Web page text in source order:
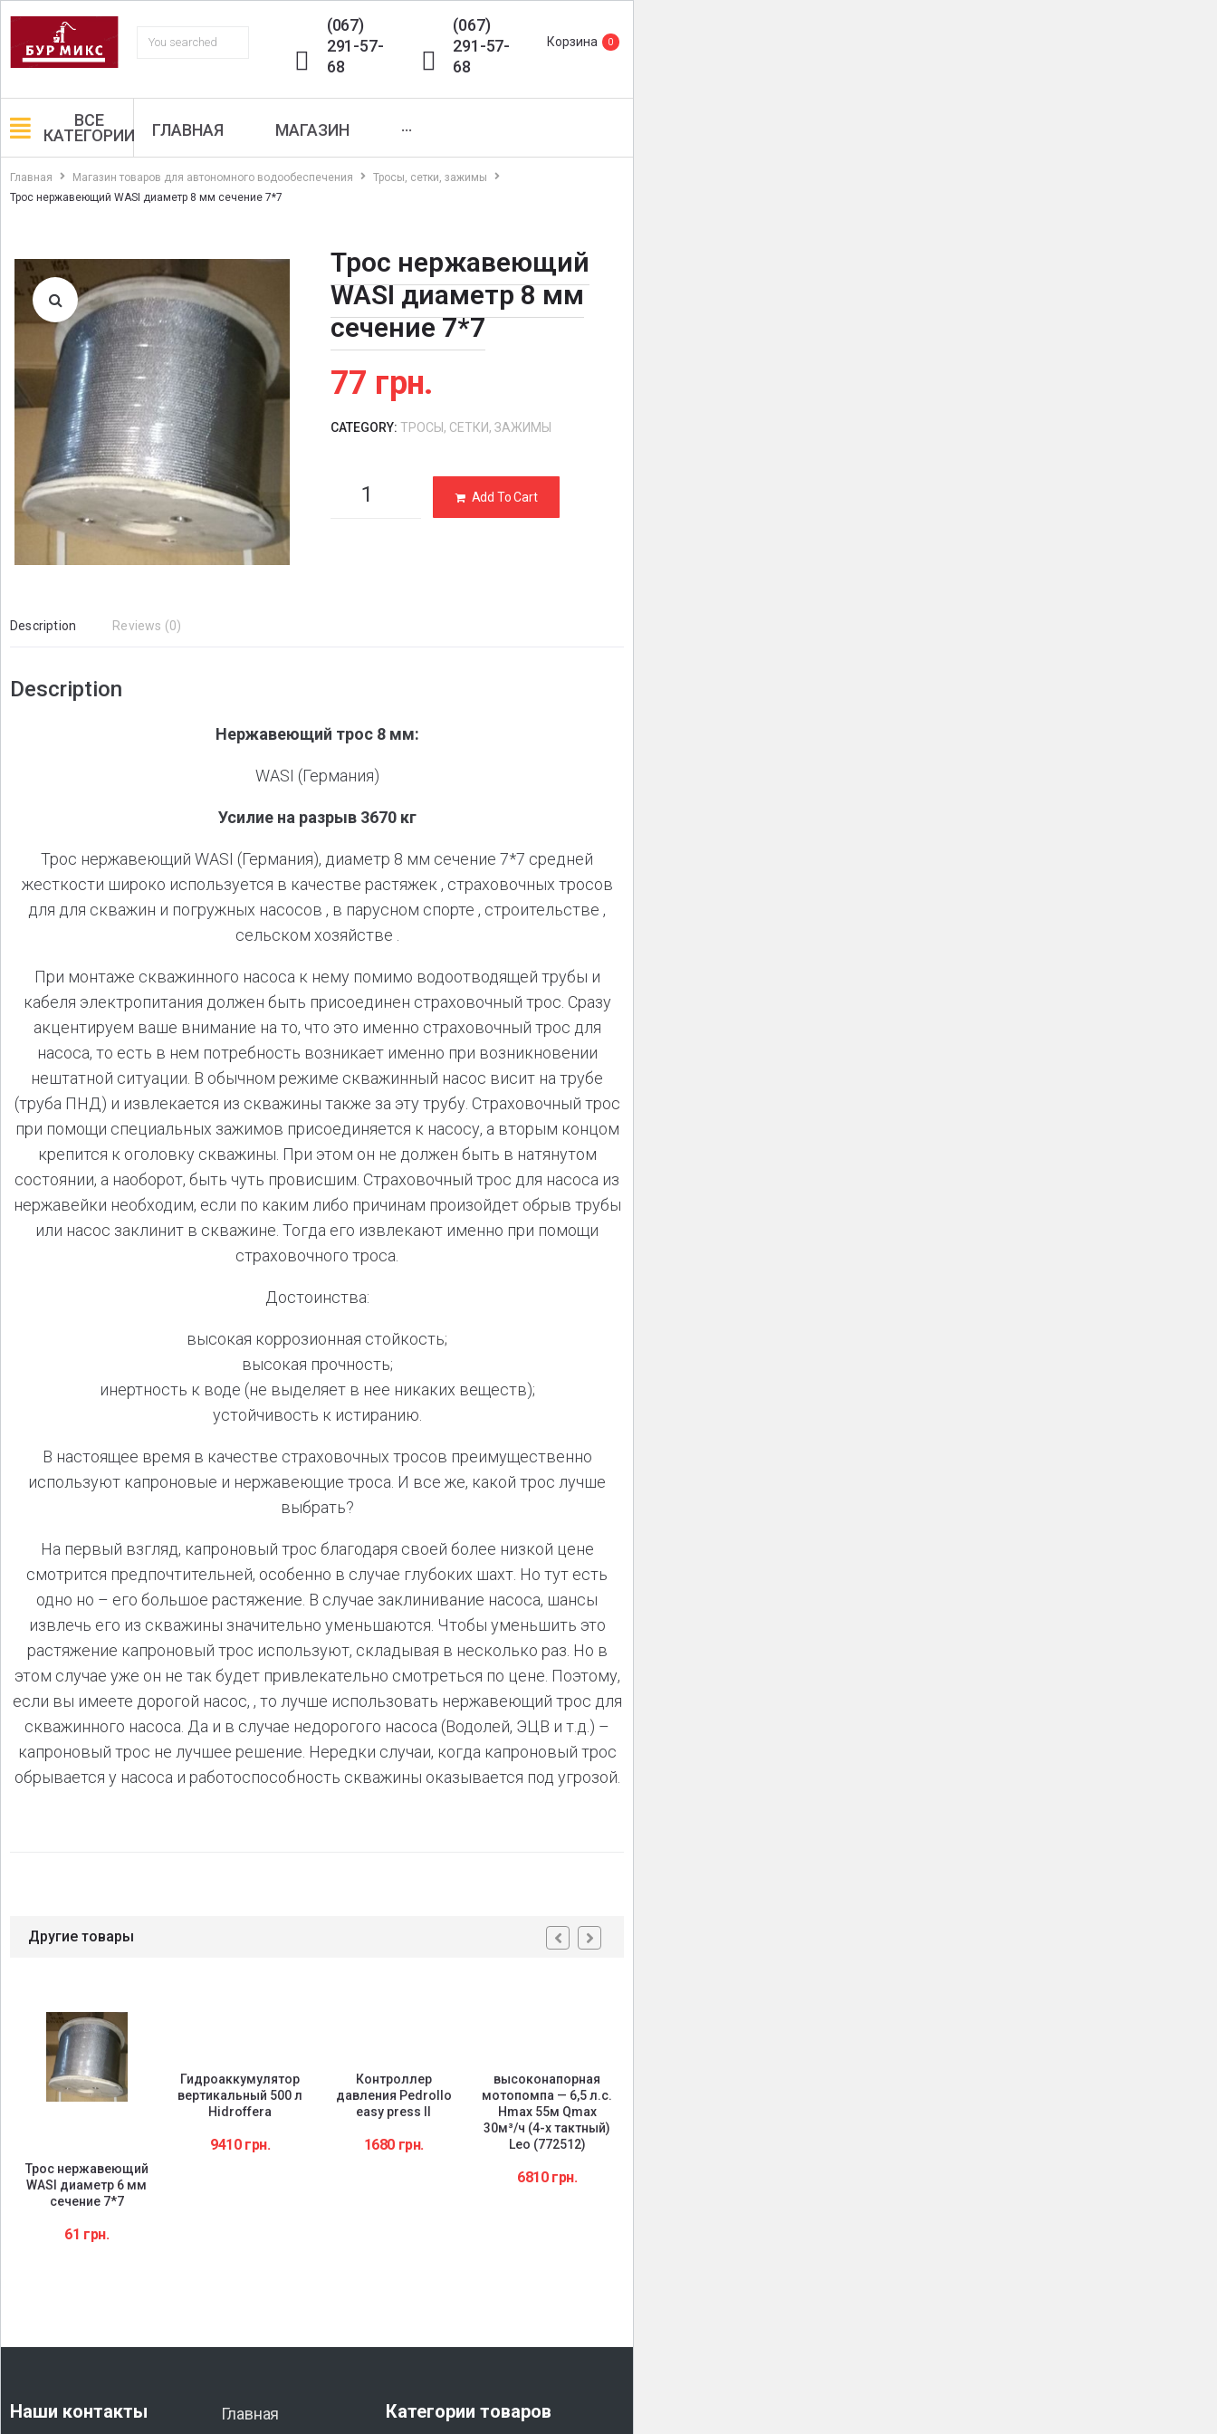
(067)
291-57-
68
(067)
291-57-
68
Корзина 0
ВСЕ
КАТЕГОРИИ
ГЛАВНАЯ МАГАЗИН ···
Главная Магазин товаров для автономного водообеспечения
Тросы, сетки, зажимы
Трос нержавеющий WASI диаметр 8 мм сечение 7*7
Трос нержавеющий
WASI диаметр 8 мм
сечение 7*7
77 грн.
CATEGORY: ТРОСЫ, СЕТКИ, ЗАЖИМЫ
Add To Cart
Description Reviews (0)
Description
Нержавеющий трос 8 мм:
WASI (Германия)
Усилие на разрыв 3670 кг
Трос нержавеющий WASI (Германия), диаметр 8 мм сечение 7*7 средней
жесткости широко используется в качестве растяжек , страховочных тросов
для для скважин и погружных насосов , в парусном спорте , строительстве ,
сельском хозяйстве .
При монтаже скважинного насоса к нему помимо водоотводящей трубы и
кабеля электропитания должен быть присоединен страховочный трос. Сразу
акцентируем ваше внимание на то, что это именно страховочный трос для
насоса, то есть в нем потребность возникает именно при возникновении
нештатной ситуации. В обычном режиме скважинный насос висит на трубе
(труба ПНД) и извлекается из скважины также за эту трубу. Страховочный трос
при помощи специальных зажимов присоединяется к насосу, а вторым концом
крепится к оголовку скважины. При этом он не должен быть в натянутом
состоянии, а наоборот, быть чуть провисшим. Страховочный трос для насоса из
нержавейки необходим, если по каким либо причинам произойдет обрыв трубы
или насос заклинит в скважине. Тогда его извлекают именно при помощи
страховочного троса.
Достоинства:
высокая коррозионная стойкость;
высокая прочность;
инертность к воде (не выделяет в нее никаких веществ);
устойчивость к истиранию.
В настоящее время в качестве страховочных тросов преимущественно
используют капроновые и нержавеющие троса. И все же, какой трос лучше
выбрать?
На первый взгляд, капроновый трос благодаря своей более низкой цене
смотрится предпочтительней, особенно в случае глубоких шахт. Но тут есть
одно но – его большое растяжение. В случае заклинивание насоса, шансы
извлечь его из скважины значительно уменьшаются. Чтобы уменьшить это
растяжение капроновый трос используют, складывая в несколько раз. Но в
этом случае уже он не так будет привлекательно смотреться по цене. Поэтому,
если вы имеете дорогой насос, , то лучше использовать нержавеющий трос для
скважинного насоса. Да и в случае недорогого насоса (Водолей, ЭЦВ и т.д.) –
капроновый трос не лучшее решение. Нередки случаи, когда капроновый трос
обрывается у насоса и работоспособность скважины оказывается под угрозой.
Другие товары
Трос нержавеющий
WASI диаметр 6 мм
сечение 7*7
61 грн.
Гидроаккумулятор
вертикальный 500 л
Hidroffera
9410 грн.
Контроллер
давления Pedrollo
easy press II
1680 грн.
высоконапорная
мотопомпа — 6,5 л.с.
Hmax 55м Qmax
30м³/ч (4-х тактный)
Lео (772512)
6810 грн.
Наши контакты Главная Категории товаров